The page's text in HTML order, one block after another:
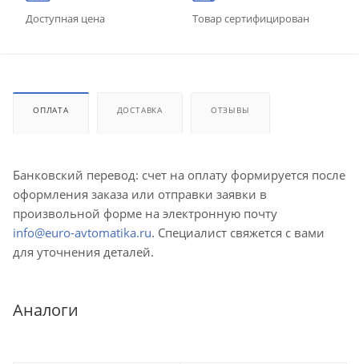
Доступная цена Товар сертифицирован
ОПЛАТА ДОСТАВКА ОТЗЫВЫ
Банковский перевод: счет на оплату формируется после
оформления заказа или отправки заявки в
произвольной форме на электронную почту
info@euro-avtomatika.ru. Специалист свяжется с вами
для уточнения деталей.
Аналоги